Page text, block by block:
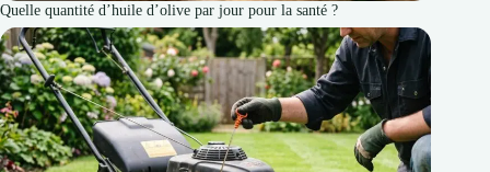
Quelle quantité d’huile d’olive par jour pour la santé ?